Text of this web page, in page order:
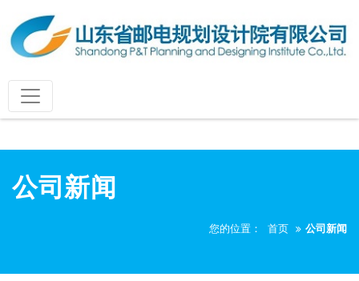
公司新闻
您的位置： 首页 公司新闻